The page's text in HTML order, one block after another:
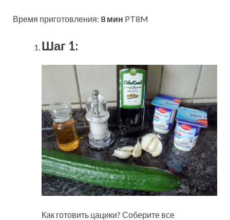
Время приготовления: 8 мин PT8M
Шаг 1:
Как готовить цацики? Соберите все